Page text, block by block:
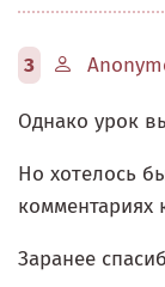
3
Однако урок
Но хотелось
комментариях
Заранее